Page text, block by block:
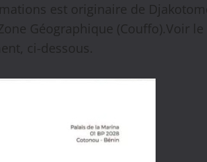
est originaire de
Géographique (Couffo).Voir le
ci-dessous.